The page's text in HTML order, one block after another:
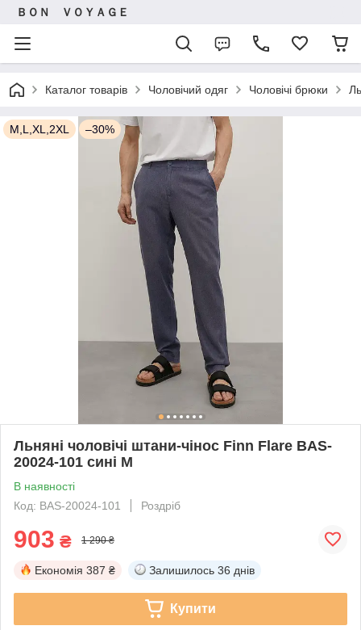
ＢＯＮ ＶＯＹＡＧＥ
Каталог товарів Чоловічий одяг Чоловічі брюки
M,L,XL,2XL –30%
Льняні чоловічі штани-чінос Finn Flare BAS-
20024-101 сині M
В наявності
Код: BAS-20024-101
Роздріб
903 ₴ 1 290 ₴
Економія 387 ₴ Залишилось 36 днів
Купити